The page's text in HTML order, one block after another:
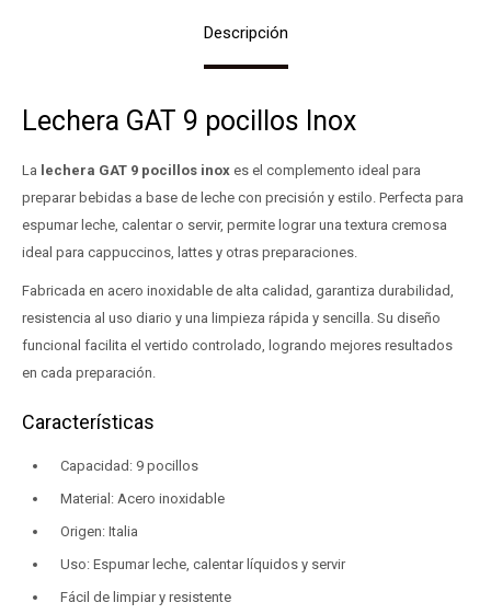
Descripción
Lechera GAT 9 pocillos Inox
La lechera GAT 9 pocillos inox es el complemento ideal para
preparar bebidas a base de leche con precisión y estilo. Perfecta para
espumar leche, calentar o servir, permite lograr una textura cremosa
ideal para cappuccinos, lattes y otras preparaciones.
Fabricada en acero inoxidable de alta calidad, garantiza durabilidad,
resistencia al uso diario y una limpieza rápida y sencilla. Su diseño
funcional facilita el vertido controlado, logrando mejores resultados
en cada preparación.
Características
Capacidad: 9 pocillos
Material: Acero inoxidable
Origen: Italia
Uso: Espumar leche, calentar líquidos y servir
Fácil de limpiar y resistente